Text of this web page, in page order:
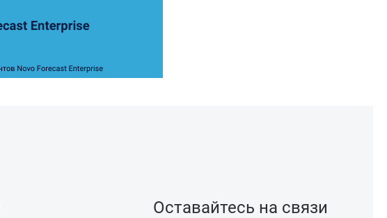
Оставайтесь на связи